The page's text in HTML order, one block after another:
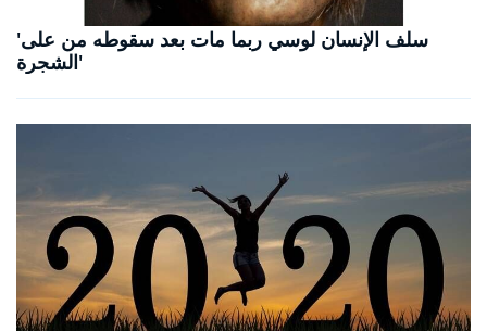
'سلف الإنسان لوسي ربما مات بعد سقوطه من على
الشجرة'